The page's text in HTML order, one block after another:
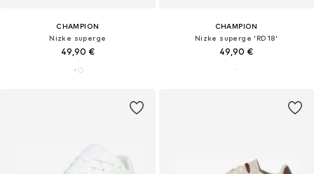
CHAMPION
Nizke superge
49,90 €
CHAMPION
Nizke superge 'RD18'
49,90 €